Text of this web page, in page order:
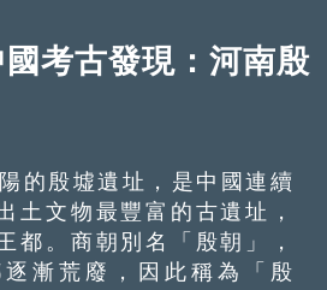
考古發現：河南殷
殷墟遺址，是中國連續
土文物最豐富的古遺址，
都。商朝別名「殷朝」，
漸荒廢，因此稱為「殷